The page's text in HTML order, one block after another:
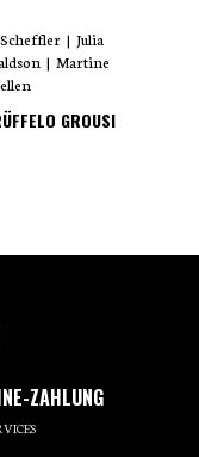
| Julia
| Martine
GROUSI
ZAHLUNG